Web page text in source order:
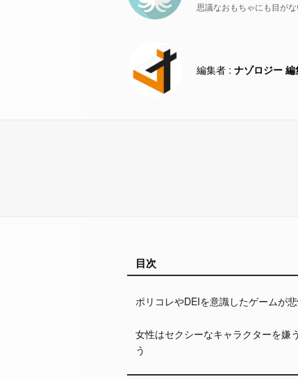
思議なおもちゃにも目が
ナゾロジー 編
目次
ポリコレやDEIを意識したゲームが
女性はセクシーなキャラクターを嫌
う